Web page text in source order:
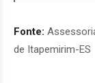
Fonte:
de Itapemirim-ES